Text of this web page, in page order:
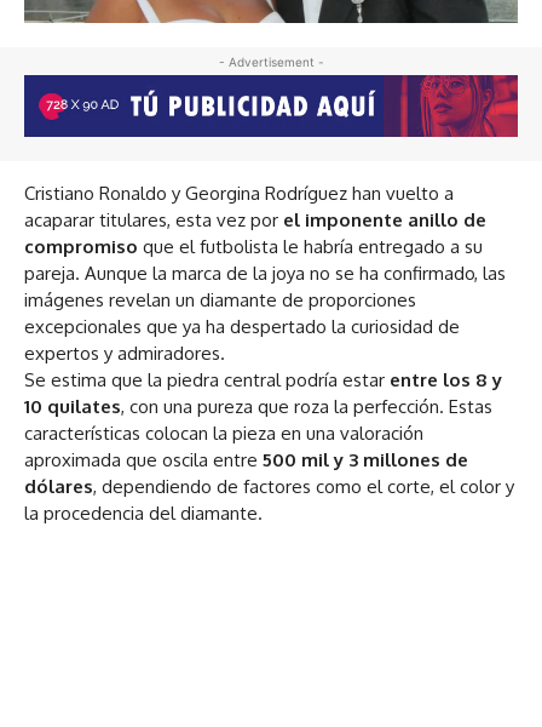
- Advertisement -
Cristiano Ronaldo y Georgina Rodríguez han vuelto a
acaparar titulares, esta vez por el imponente anillo de
compromiso que el futbolista le habría entregado a su
pareja. Aunque la marca de la joya no se ha confirmado, las
imágenes revelan un diamante de proporciones
excepcionales que ya ha despertado la curiosidad de
expertos y admiradores.
Se estima que la piedra central podría estar entre los 8 y
10 quilates, con una pureza que roza la perfección. Estas
características colocan la pieza en una valoración
aproximada que oscila entre 500 mil y 3 millones de
dólares, dependiendo de factores como el corte, el color y
la procedencia del diamante.